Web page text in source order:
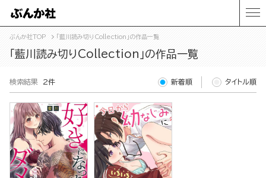
ぶんか社TOP 「藍川読み切りCollection」の作品一覧
「藍川読み切りCollection」の作品一覧
検索結果 2件 新着順 タイトル順